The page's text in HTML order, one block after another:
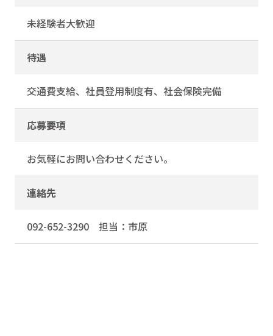
未経験者大歓迎
待遇
交通費支給、社員登用制度有、社会保険完備
応募要項
お気軽にお問い合わせください。
連絡先
092-652-3290 担当：市原